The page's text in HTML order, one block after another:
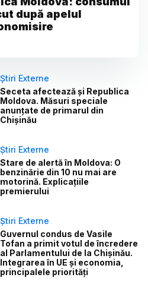
după apelul
Știri Externe
Seceta afectează și Republica
Moldova. Măsuri speciale
anunțate de primarul din
Chișinău
Știri Externe
Stare de alertă în Moldova: O
benzinărie din 10 nu mai are
motorină. Explicațiile
premierului
Știri Externe
Guvernul condus de Vasile
Tofan a primit votul de încredere
al Parlamentului de la Chișinău.
Integrarea în UE și economia,
principalele priorități